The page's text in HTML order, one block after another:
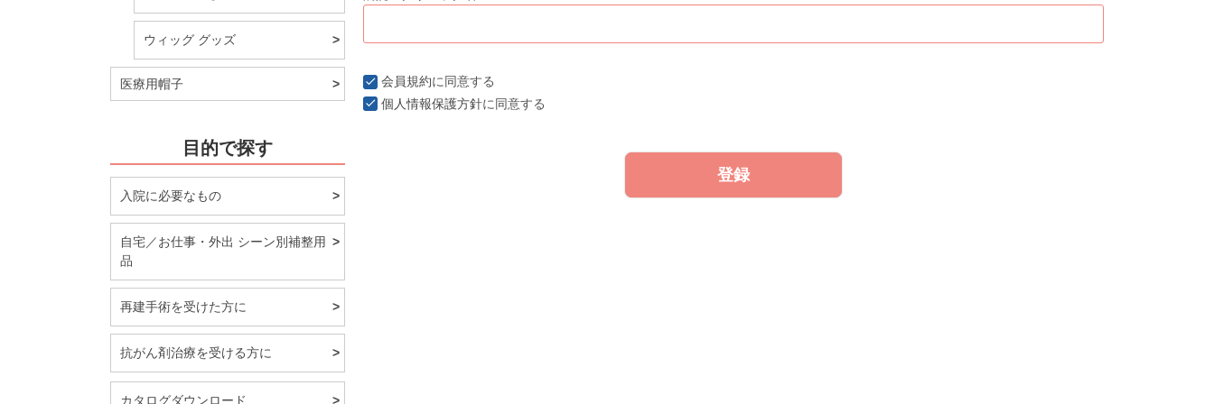
ウィッグ グッズ
医療用帽子
目的で探す
入院に必要なもの
自宅／お仕事・外出 シーン別補整用
品
再建手術を受けた方に
抗がん剤治療を受ける方に
カタログダウンロード
会員規約に同意する
個人情報保護方針に同意する
登録